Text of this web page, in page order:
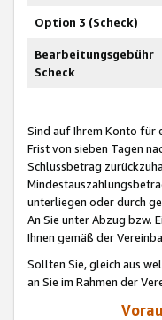
Option 3 (Scheck)
Bearbeitungsgebühr
Scheck
Sind auf Ihrem Konto für
Frist von sieben Tagen
Schlussbetrag
unterliegen oder durch
An Sie unter Abzug bzw.
Ihnen gemäß der
Sollten Sie, gleich aus
an Sie im Rahmen der